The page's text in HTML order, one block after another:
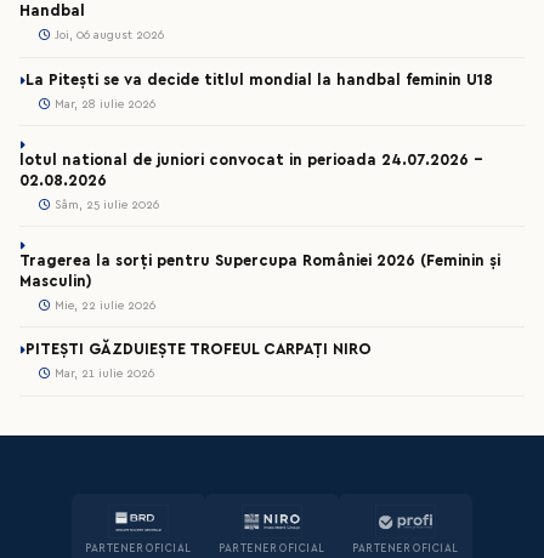
Handbal
Joi, 06 august 2026
La Pitești se va decide titlul mondial la handbal feminin U18
Mar, 28 iulie 2026
lotul national de juniori convocat in perioada 24.07.2026 –
02.08.2026
Sâm, 25 iulie 2026
Tragerea la sorți pentru Supercupa României 2026 (Feminin și
Masculin)
Mie, 22 iulie 2026
PITEȘTI GĂZDUIEȘTE TROFEUL CARPAȚI NIRO
Mar, 21 iulie 2026
PARTENER OFICIAL PARTENER OFICIAL PARTENER OFICIAL